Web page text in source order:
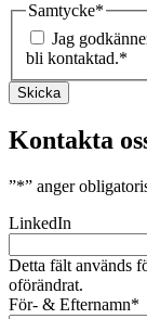
Samtycke*
Jag
bli kontaktad.*
Skicka
Kontakta
”*” anger
LinkedIn
Detta fält används
oförändrat.
För- & Efternamn*